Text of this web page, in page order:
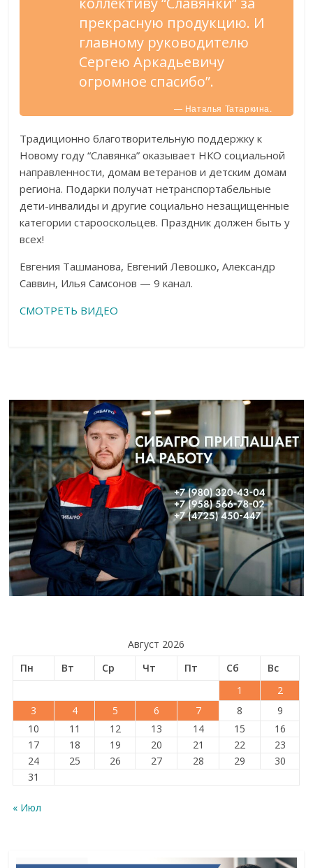
прекрасную продукцию. И
главному руководителю
Сергею Аркадьевичу
огромное спасибо”.
— Наталья Татаркина.
Традиционно благотворительную поддержку к
Новому году “Славянка” оказывает НКО социальной
направленности, домам ветеранов и детским домам
региона. Подарки получат нетранспортабельные
дети-инвалиды и другие социально незащищенные
категории старооскольцев. Праздник должен быть у
всех!
Евгения Ташманова, Евгений Левошко, Александр
Саввин, Илья Самсонов — 9 канал.
СМОТРЕТЬ ВИДЕО
Август 2026
Пн
Вт Ср Чт Пт Сб
Вс
1
2
3
4 5 6 7 8
9
10
11 12 13 14 15
16
17
18 19 20 21 22
23
24
25 26 27 28 29
30
31
« Июл